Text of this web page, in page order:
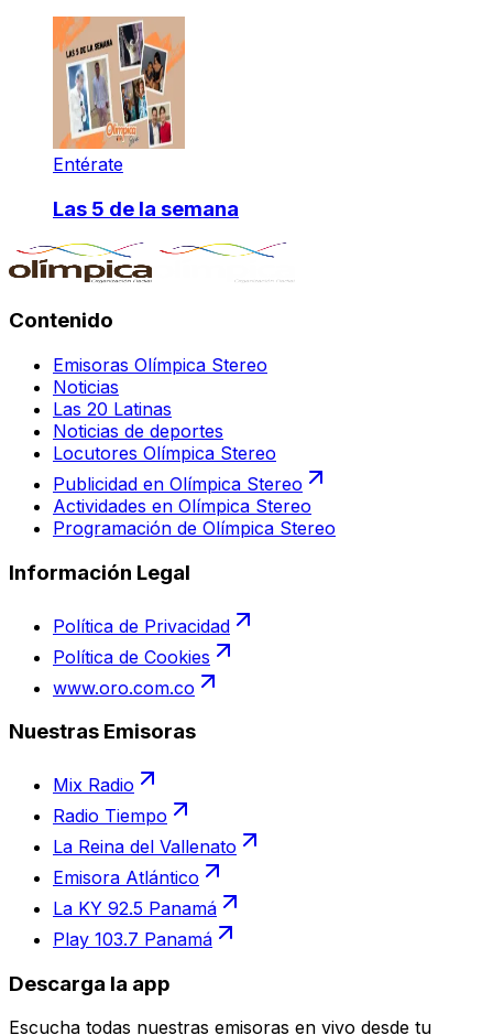
Entérate
Las 5 de la semana
Contenido
Emisoras Olímpica Stereo
Noticias
Las 20 Latinas
Noticias de deportes
Locutores Olímpica Stereo
Publicidad en Olímpica Stereo
Actividades en Olímpica Stereo
Programación de Olímpica Stereo
Información Legal
Política de Privacidad
Política de Cookies
www.oro.com.co
Nuestras Emisoras
Mix Radio
Radio Tiempo
La Reina del Vallenato
Emisora Atlántico
La KY 92.5 Panamá
Play 103.7 Panamá
Descarga la app
Escucha todas nuestras emisoras en vivo desde tu